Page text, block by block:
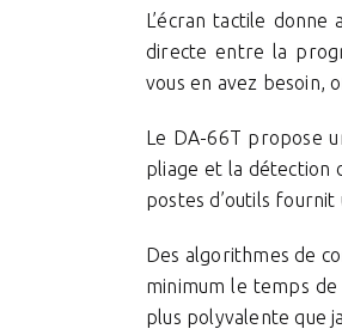
L’écran tactile
directe entre la
vous en avez besoin,
Le DA-66T propose
pliage et la détection
postes d’outils
Des algorithmes de
minimum le temps
plus polyvalente que